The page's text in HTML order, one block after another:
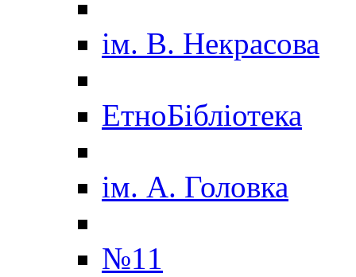
ім. В. Некрасова
ЕтноБібліотека
ім. А. Головка
№11